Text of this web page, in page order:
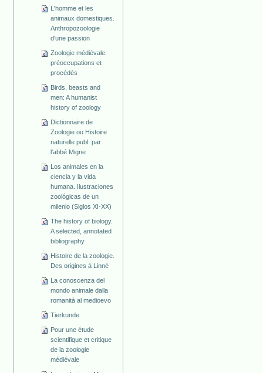
L'homme et les
animaux domestiques.
Anthropozoologie
d'une passion
Zoologie médiévale:
préoccupations et
procédés
Birds, beasts and
men: A humanist
history of zoology
Dictionnaire de
Zoologie ou Histoire
naturelle publ. par
l'abbé Migne
Los animales en la
ciencia y la vida
humana. Ilustraciones
zoológicas de un
milenio (Siglos XI-XX)
The history of biology.
A selected, annotated
bibliography
Histoire de la zoologie.
Des origines à Linné
La conoscenza del
mondo animale dalla
romanità al medioevo
Tierkunde
Pour une étude
scientifique et critique
de la zoologie
médiévale